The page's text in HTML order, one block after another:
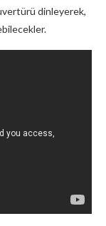
uvertürü dinleyerek,